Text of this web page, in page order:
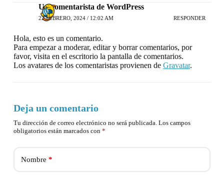
Un comentarista de WordPress
22 FEBRERO, 2024 / 12:02 AM RESPONDER
Hola, esto es un comentario.
Para empezar a moderar, editar y borrar comentarios, por
favor, visita en el escritorio la pantalla de comentarios.
Los avatares de los comentaristas provienen de Gravatar.
Deja un comentario
Tu dirección de correo electrónico no será publicada. Los campos
obligatorios están marcados con *
Nombre *